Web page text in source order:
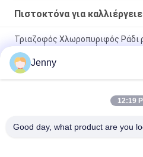
Πιστοκτόνα για
Τριαζοφός Χλωροπυριφός Ράδι
φυτοφάρμακα χημικά
Γεωργικό ρύζι σιτάρι Πετοκτόνα
Πυγοκτόνος
Γεωργικά 10% Chlorfenapyr SC
Jenny
12:19
Good day, what product are you